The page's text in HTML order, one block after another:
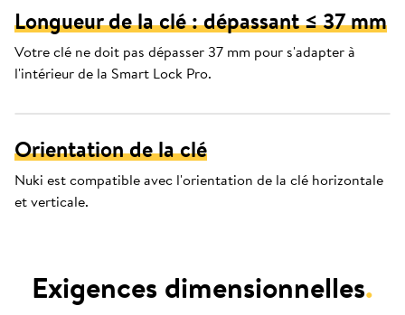
Longueur de la clé : dépassant ≤ 37 mm
Votre clé ne doit pas dépasser 37 mm pour s'adapter à
l'intérieur de la Smart Lock Pro.
Orientation de la clé
Nuki est compatible avec l'orientation de la clé horizontale
et verticale.
Exigences dimensionnelles.